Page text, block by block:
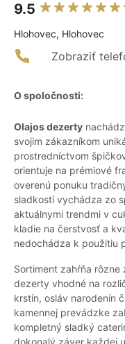
9.5
Hlohovec, Hlohovec
Zobraziť
O spoločnosti:
Olajos dezerty
svojim zákazníkom
prostredníctvom
orientuje na prémiové
overenú ponuku
sladkostí vychádza zo
aktuálnymi trendmi v
kladie na čerstvosť a
nedochádza k použitiu
Sortiment zahŕňa
dezerty vhodné na
krstín, osláv narodenín
kamennej prevádzke
kompletný sladký
dokonalý záver každej